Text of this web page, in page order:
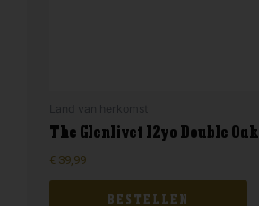
The Glenlivet 12yo Double Oak
€ 39,99
BESTELLEN